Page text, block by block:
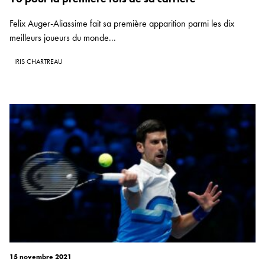
Felix Auger-Aliassime fait sa première apparition parmi les dix
meilleurs joueurs du monde...
IRIS CHARTREAU
15 novembre 2021